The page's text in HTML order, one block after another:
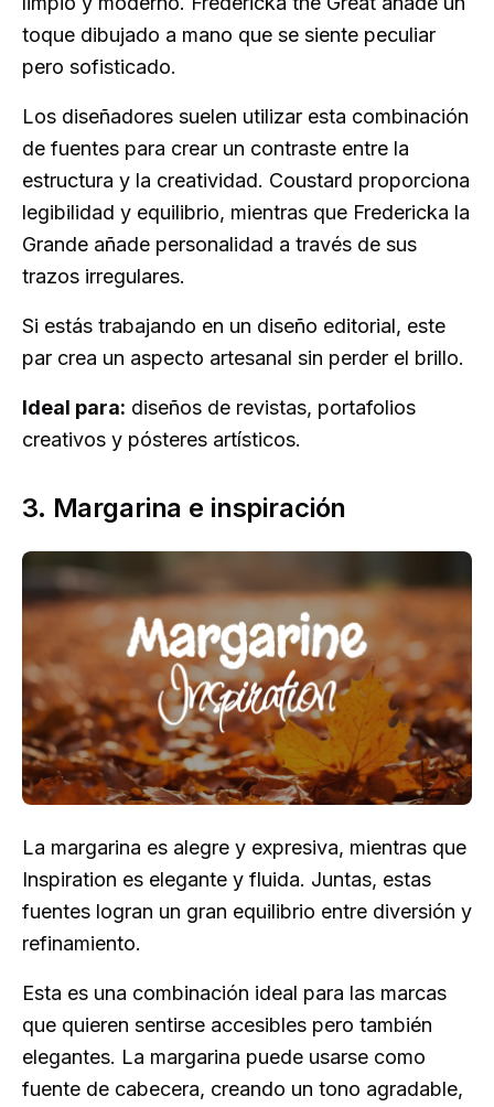
toque dibujado a mano que se siente peculiar
pero sofisticado.
Los diseñadores suelen utilizar esta combinación
de fuentes para crear un contraste entre la
estructura y la creatividad. Coustard proporciona
legibilidad y equilibrio, mientras que Fredericka la
Grande añade personalidad a través de sus
trazos irregulares.
Si estás trabajando en un diseño editorial, este
par crea un aspecto artesanal sin perder el brillo.
Ideal para: diseños de revistas, portafolios
creativos y pósteres artísticos.
3. Margarina e inspiración
La margarina es alegre y expresiva, mientras que
Inspiration es elegante y fluida. Juntas, estas
fuentes logran un gran equilibrio entre diversión y
refinamiento.
Esta es una combinación ideal para las marcas
que quieren sentirse accesibles pero también
elegantes. La margarina puede usarse como
fuente de cabecera, creando un tono agradable,